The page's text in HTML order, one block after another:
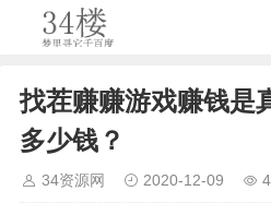
找茬赚赚游戏赚钱是
多少钱？
34资源网 2020-12-09